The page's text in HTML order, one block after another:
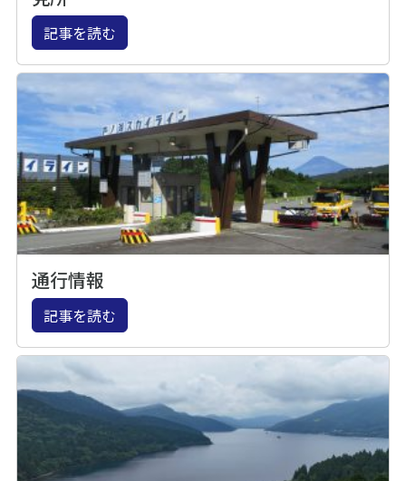
記事を読む
通行情報
記事を読む